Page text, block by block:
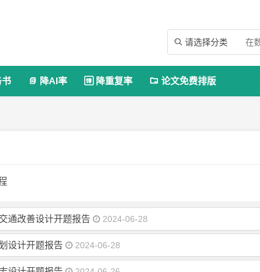
 请选择分类
 降AI率  降重复率  论文免费排版
通改善设计开题报告 2024-06-28
设计开题报告 2024-06-28